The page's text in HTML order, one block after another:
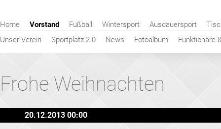
Navigation
Home
Vorstand
Unser Verein
Sportplatz 2.0 News Fotoalbum Funktionäre
Fußball Wintersport Ausdauersport
Frohe Weihnachten
20.12.2013 00:00